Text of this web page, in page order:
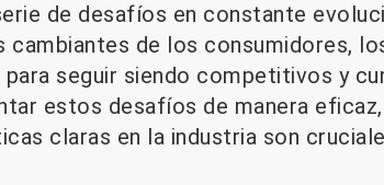
de desafíos en constante
cambiantes de los consumidores,
para seguir siendo competitivos y
estos desafíos de manera
claras en la industria son